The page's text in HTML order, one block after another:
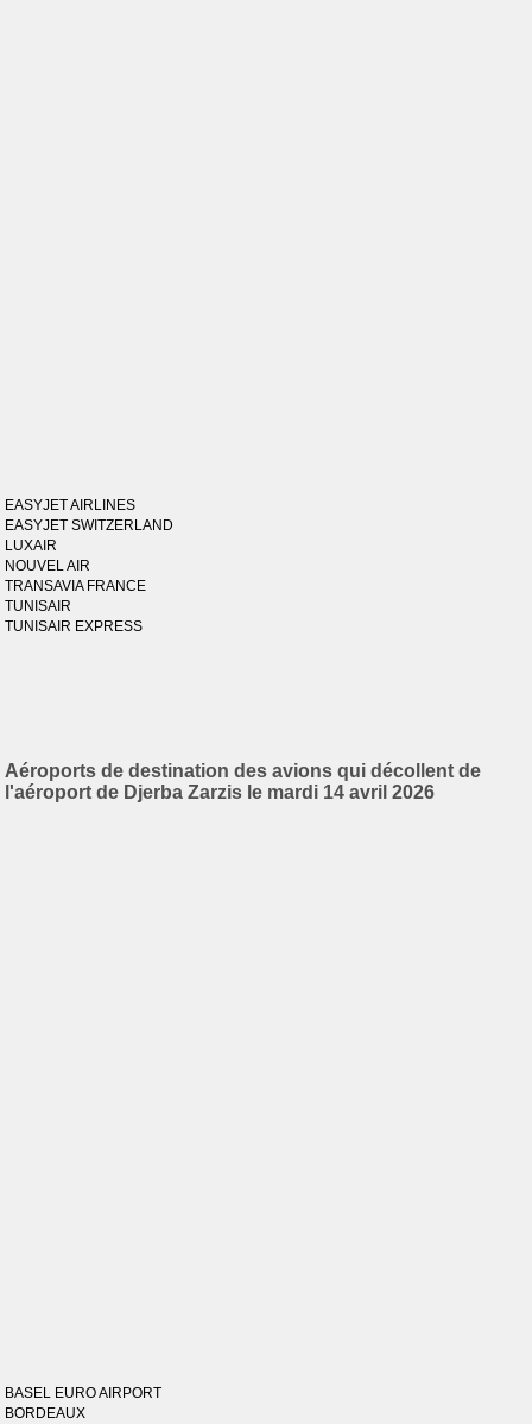
EASYJET AIRLINES
EASYJET SWITZERLAND
LUXAIR
NOUVEL AIR
TRANSAVIA FRANCE
TUNISAIR
TUNISAIR EXPRESS
Aéroports de destination des avions qui décollent de
l'aéroport de Djerba Zarzis le mardi 14 avril 2026
BASEL EURO AIRPORT
BORDEAUX